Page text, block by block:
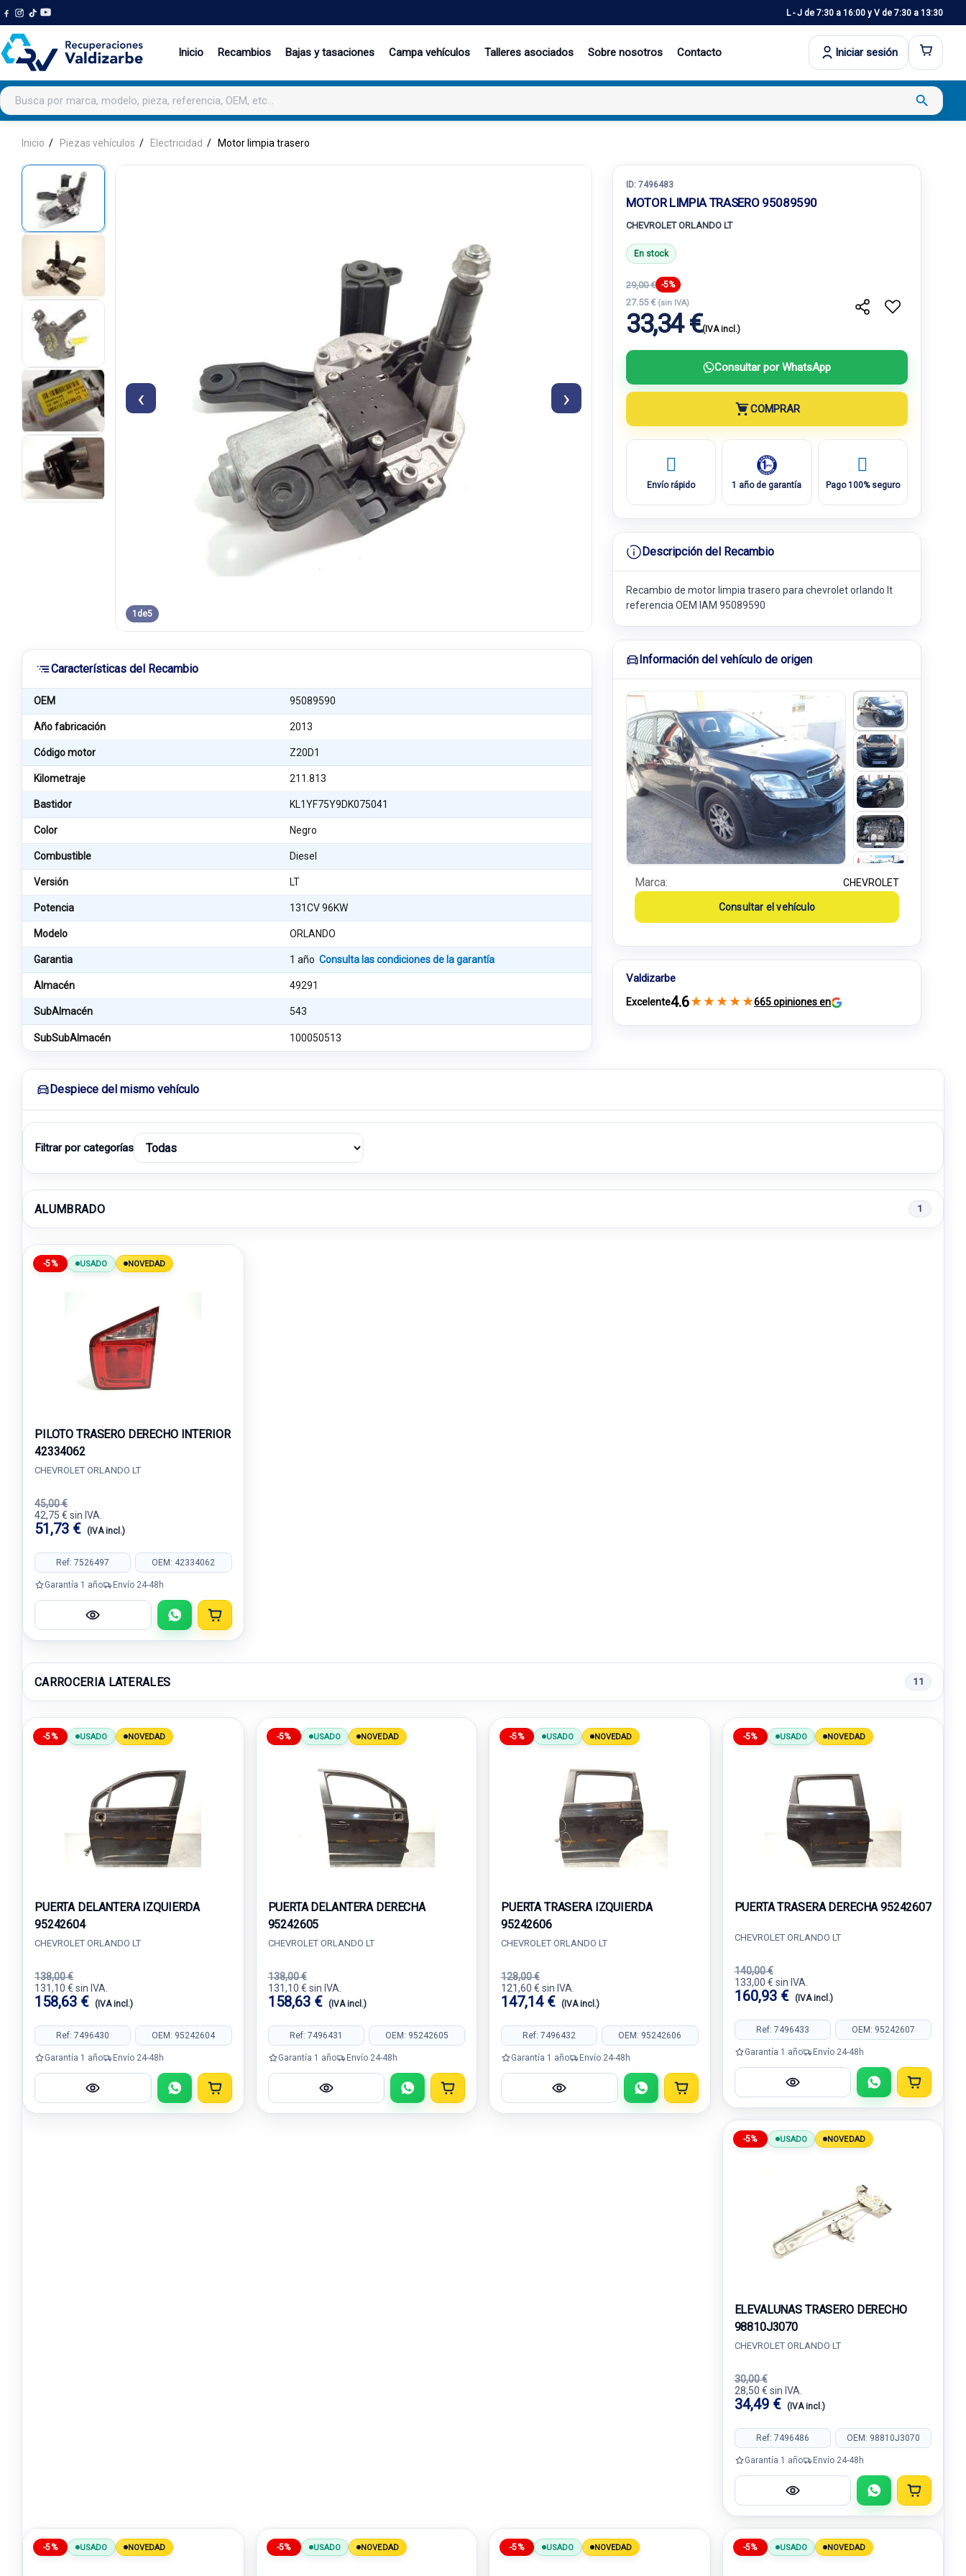
L - J de 7:30 a 16:00 y V de 7:30 a 13:30
Inicio Recambios Bajas y tasaciones Campa vehículos Talleres asociados Sobre nosotros Contacto Iniciar sesión
Buscar productos search
Inicio Piezas vehículos Electricidad Motor limpia trasero
‹ ›
1 de5
Características del Recambio
OEM 95089590
Año fabricación 2013
Código motor Z20D1
Kilometraje 211.813
Bastidor KL1YF75Y9DK075041
Color Negro
Combustible Diesel
Versión LT
Potencia 131CV 96KW
Modelo ORLANDO
Garantia 1 añoConsulta las condiciones de la garantía
Almacén 49291
SubAlmacén 543
SubSubAlmacén 100050513
ID: 7496483
MOTOR LIMPIA TRASERO 95089590
CHEVROLET ORLANDO LT
En stock
29,00 € -5%
27.55 € (sin IVA)
33,34 €(IVA incl.)
Consultar por WhatsApp
COMPRAR
Envío rápido 1 año de garantía Pago 100% seguro
Descripción del Recambio
Recambio de motor limpia trasero para chevrolet orlando lt
referencia OEM IAM 95089590
Información del vehículo de origen
Marca: CHEVROLET
Consultar el vehículo
Valdizarbe
Excelente4.6★ ★ ★ ★ ★665 opiniones en
Despiece del mismo vehículo
Filtrar por categorías
ALUMBRADO 1
-5% USADO NOVEDAD
PILOTO TRASERO DERECHO INTERIOR
42334062
CHEVROLET ORLANDO LT
45,00 €
42,75 € sin IVA.
51,73 € (IVA incl.)
Ref: 7526497 OEM: 42334062
Garantía 1 año Envío 24-48h
CARROCERIA LATERALES 11
-5% USADO NOVEDAD
PUERTA DELANTERA IZQUIERDA
95242604
CHEVROLET ORLANDO LT
138,00 €
131,10 € sin IVA.
158,63 € (IVA incl.)
Ref: 7496430 OEM: 95242604
Garantía 1 año Envío 24-48h
-5% USADO NOVEDAD
PUERTA DELANTERA DERECHA
95242605
CHEVROLET ORLANDO LT
138,00 €
131,10 € sin IVA.
158,63 € (IVA incl.)
Ref: 7496431 OEM: 95242605
Garantía 1 año Envío 24-48h
-5% USADO NOVEDAD
PUERTA TRASERA IZQUIERDA
95242606
CHEVROLET ORLANDO LT
128,00 €
121,60 € sin IVA.
147,14 € (IVA incl.)
Ref: 7496432 OEM: 95242606
Garantía 1 año Envío 24-48h
-5% USADO NOVEDAD
PUERTA TRASERA DERECHA 95242607
CHEVROLET ORLANDO LT
140,00 €
133,00 € sin IVA.
160,93 € (IVA incl.)
Ref: 7496433 OEM: 95242607
Garantía 1 año Envío 24-48h
-5% USADO NOVEDAD
ELEVALUNAS TRASERO DERECHO
98810J3070
CHEVROLET ORLANDO LT
30,00 €
28,50 € sin IVA.
34,49 € (IVA incl.)
Ref: 7496486 OEM: 98810J3070
Garantía 1 año Envío 24-48h
-5% USADO NOVEDAD -5% USADO NOVEDAD -5% USADO NOVEDAD -5% USADO NOVEDAD